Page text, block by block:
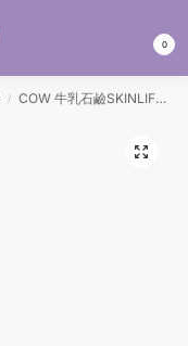
0
/ COW 牛乳石鹼SKINLIFE藥用痘痘化妝水 150ML